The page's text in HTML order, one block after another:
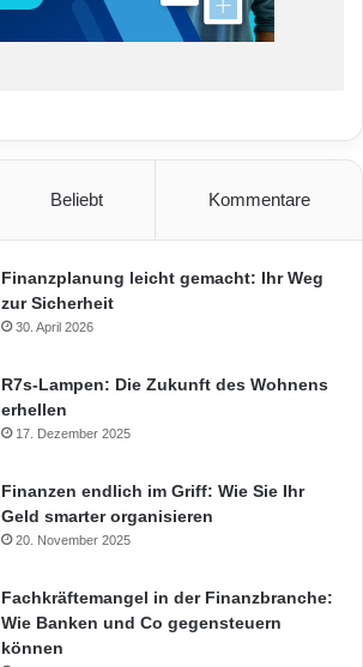
Beliebt Kommentare
Finanzplanung leicht gemacht: Ihr Weg
zur Sicherheit
30. April 2026
R7s-Lampen: Die Zukunft des Wohnens
erhellen
17. Dezember 2025
Finanzen endlich im Griff: Wie Sie Ihr
Geld smarter organisieren
20. November 2025
Fachkräftemangel in der Finanzbranche:
Wie Banken und Co gegensteuern
können